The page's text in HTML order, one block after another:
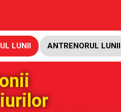
LUNII ANTRENORUL LUNII